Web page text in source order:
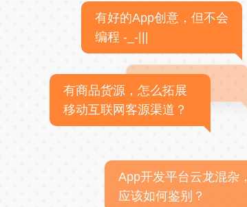
有好的App创意，但不会
编程 -_-|||
有商品货源，怎么拓展
移动互联网客源渠道？
App开发平台云龙混杂，
应该如何鉴别？